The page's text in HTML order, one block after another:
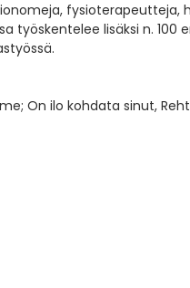
fysioterapeutteja,
työskentelee lisäksi n. 100
On ilo kohdata sinut,